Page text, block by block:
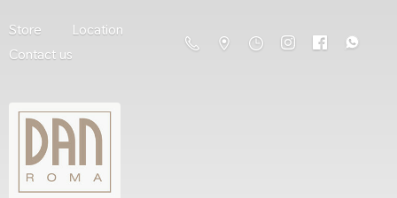
Store
Location
Contact us